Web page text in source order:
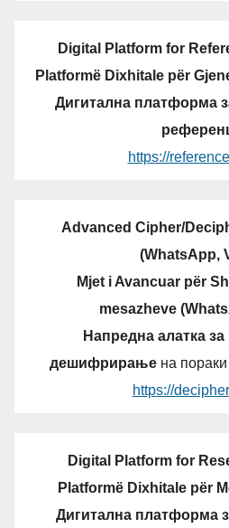
Digital Platform for
Platformë Dixhitale për
Дигитална платформа
https://
Advanced Cipher/
(WhatsApp,
Mjet i Avancuar për
mesazheve
Напредна алатка
дешифрирањена пораки
https://
Digital Platform for
Platformë Dixhitale për
Дигитална платформа